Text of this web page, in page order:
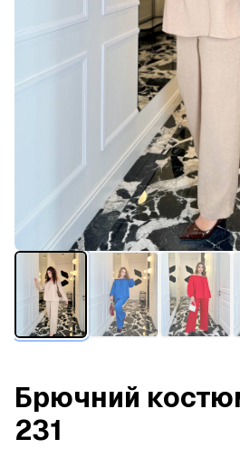
Брючний
231